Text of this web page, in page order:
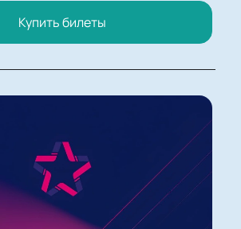
Купить билеты